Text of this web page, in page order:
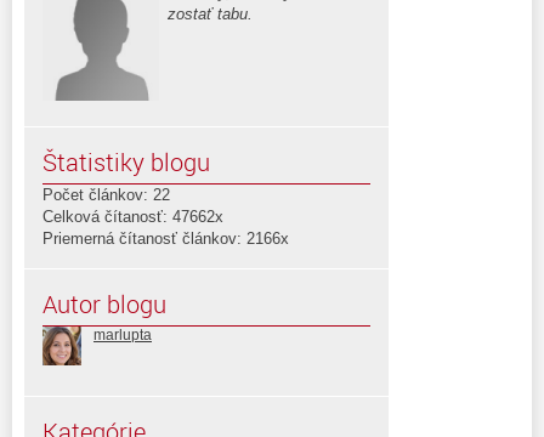
zostať tabu.
Štatistiky blogu
Počet článkov: 22
Celková čítanosť: 47662x
Priemerná čítanosť článkov: 2166x
Autor blogu
marlupta